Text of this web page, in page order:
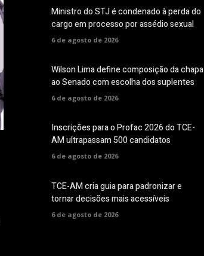
Ministro do STJ é condenado à perda do
cargo em processo por assédio sexual
6 de agosto de 2026
Wilson Lima define composição da chapa
ao Senado com escolha dos suplentes
6 de agosto de 2026
Inscrições para o Profac 2026 do TCE-
AM ultrapassam 500 candidatos
6 de agosto de 2026
TCE-AM cria guia para padronizar e
tornar decisões mais acessíveis
6 de agosto de 2026